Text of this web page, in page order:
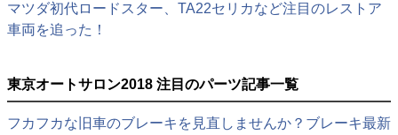
マツダ初代ロードスター、TA22セリカなど注目のレストア
車両を追った！
東京オートサロン2018 注目のパーツ記事一覧
フカフカな旧車のブレーキを見直しませんか？ブレーキ最新